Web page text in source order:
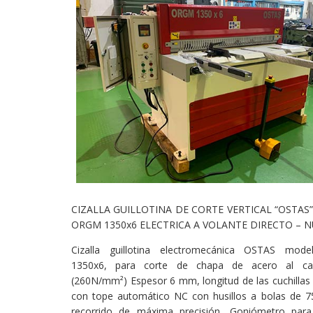
CIZALLA GUILLOTINA DE CORTE VERTICAL
ORGM 1350x6 ELECTRICA A VOLANTE DIRECTO –
Cizalla guillotina electromecánica OSTAS
1350x6, para corte de chapa de acero al
(260N/mm²) Espesor 6 mm, longitud de las
con tope automático NC con husillos a bolas de